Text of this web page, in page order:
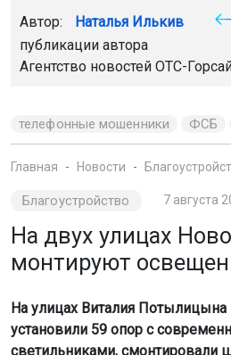
Автор: Наталья Илькив
публикации автора
Агентство новостей ОТС-
телефонные мошенники ФСБ
Главная Новости
Благоустройство 7 августа
На двух улицах
монтируют
На улицах Виталия
установили 59 опор с
светильниками, смонтировали